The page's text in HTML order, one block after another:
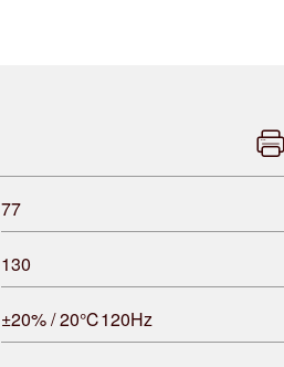
77
130
±20% / 20℃120Hz